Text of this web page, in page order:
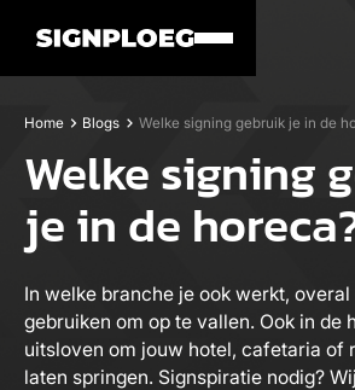
Home Blogs Welke signing gebruik je in de
Welke signing
je in de
In welke branche je ook werkt,
gebruiken om op te vallen. Ook in de
uitsloven om jouw hotel, cafetaria of
laten springen. Signspiratie nodig?